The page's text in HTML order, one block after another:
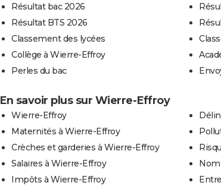
Résultat bac 2026
Résultat BTS 2026
Classement des lycées
Collège à Wierre-Effroy
Perles du bac
En savoir plus sur Wierre-Effroy
Wierre-Effroy
Maternités à Wierre-Effroy
Crèches et garderies à Wierre-Effroy
Salaires à Wierre-Effroy
Impôts à Wierre-Effroy